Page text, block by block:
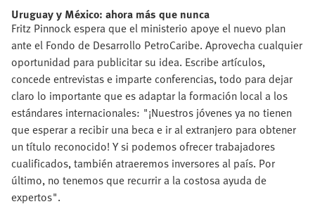
Uruguay y México: ahora más que nunca
Fritz Pinnock espera que el ministerio apoye el nuevo plan
ante el Fondo de Desarrollo PetroCaribe. Aprovecha cualquier
oportunidad para publicitar su idea. Escribe artículos,
concede entrevistas e imparte conferencias, todo para dejar
claro lo importante que es adaptar la formación local a los
estándares internacionales: "¡Nuestros jóvenes ya no tienen
que esperar a recibir una beca e ir al extranjero para obtener
un título reconocido! Y si podemos ofrecer trabajadores
cualificados, también atraeremos inversores al país. Por
último, no tenemos que recurrir a la costosa ayuda de
expertos".